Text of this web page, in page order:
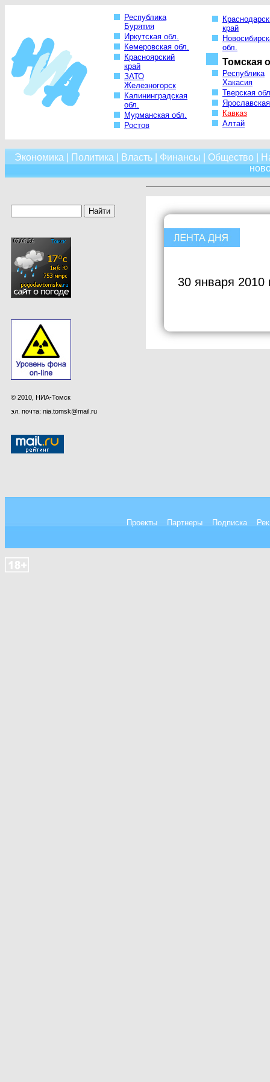
Республика
Бурятия
Иркутская обл.
Кемеровская обл.
Красноярский
край
ЗАТО
Железногорск
Калининградская
обл.
Мурманская обл.
Ростов
край
обл.
Томская
Республика
Хакасия
Тверская
Кавказ
Алтай
Экономика Политика Власть| Финансы Общество
© 2010, НИА-Томск
эл. почта: nia.tomsk@mail.ru
30 января 2010
Проекты Партнеры Подписка